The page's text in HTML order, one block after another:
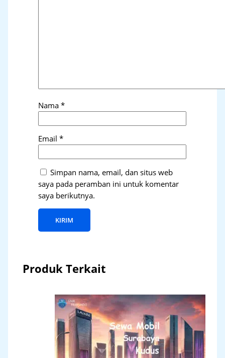
Nama*
Email*
Simpan nama, email, dan situs web
saya pada peramban ini untuk komentar
saya berikutnya.
Produk Terkait